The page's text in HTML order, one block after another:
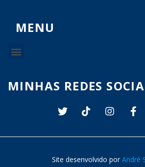
MENU
MINHAS REDES
Site desenvolvido porAndré